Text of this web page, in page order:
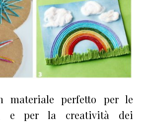
materiale perfetto per le
e per la creatività dei